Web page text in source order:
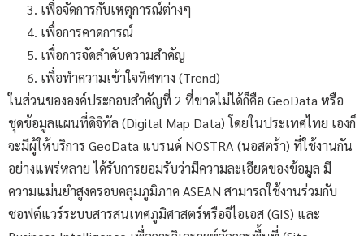
เพื่อจัดการกับเหตุการณ์ต่างๆ
เพื่อการคาดการณ์
เพื่อการจัดลำดับความสำคัญ
เพื่อทำความเข้าใจทิศทาง (Trend)
ในส่วนขององค์ประกอบสำคัญที่ 2 ที่ขาดไม่ได้ก็คือ GeoData หรือ
ชุดข้อมูลแผนที่ดิจิทัล (Digital Map Data) โดยในประเทศไทย เองก็
จะมีผู้ให้บริการ GeoData แบรนด์ NOSTRA (นอสตร้า) ที่ใช้งานกัน
อย่างแพร่หลาย ได้รับการยอมรับว่ามีความละเอียดของข้อมูล มี
ความแม่นยำสูงครอบคลุมภูมิภาค ASEAN สามารถใช้งานร่วมกับ
ซอฟต์แวร์ระบบสารสนเทศภูมิศาสตร์หรือจีไอเอส (GIS) และ